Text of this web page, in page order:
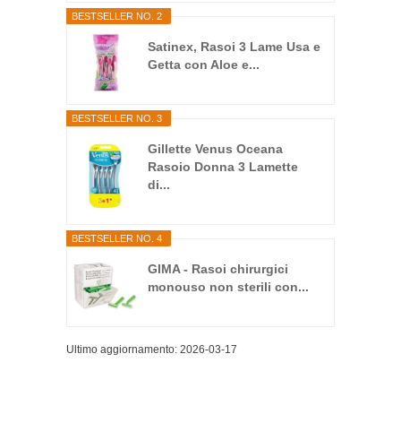
BESTSELLER NO. 2
Satinex, Rasoi 3 Lame Usa e
Getta con Aloe e...
BESTSELLER NO. 3
Gillette Venus Oceana
Rasoio Donna 3 Lamette
di...
BESTSELLER NO. 4
GIMA - Rasoi chirurgici
monouso non sterili con...
Ultimo aggiornamento: 2026-03-17